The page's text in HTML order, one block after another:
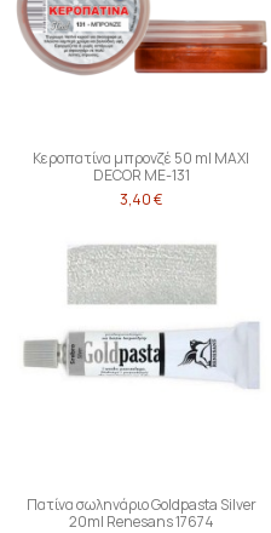
Κεροπατίνα μπρονζέ 50 ml MAXI
DECOR ME-131
3,40 €
Πατίνα σωληνάριο Goldpasta Silver
20ml Renesans 17674